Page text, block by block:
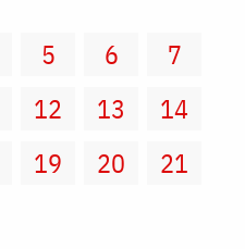
5 6
7
12 13
14
19 20
21